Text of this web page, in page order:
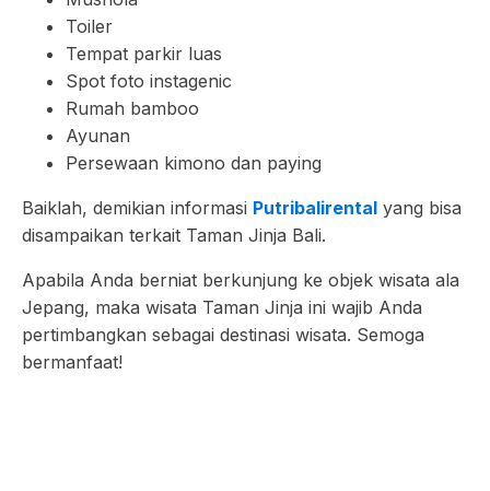
Toiler
Tempat parkir luas
Spot foto instagenic
Rumah bamboo
Ayunan
Persewaan kimono dan paying
Baiklah, demikian informasi Putribalirental yang bisa
disampaikan terkait Taman Jinja Bali.
Apabila Anda berniat berkunjung ke objek wisata ala
Jepang, maka wisata Taman Jinja ini wajib Anda
pertimbangkan sebagai destinasi wisata. Semoga
bermanfaat!